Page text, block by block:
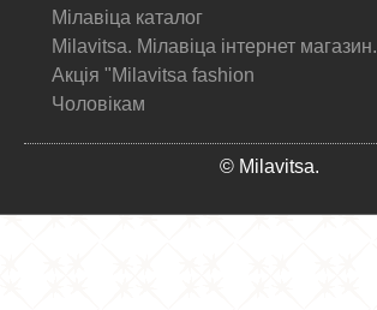
Мілавіца каталог
Milavitsa. Мілавіца інтернет магазин.
Акція "Milavitsa fashion
Чоловікам
© Milavitsa.